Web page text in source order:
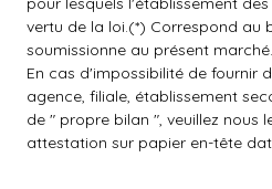
vertu de la loi.(*) Correspond au
soumissionne au présent marché.
En cas d'impossibilité de fournir
agence, filiale, établissement
de " propre bilan ", veuillez nous
attestation sur papier en-tête